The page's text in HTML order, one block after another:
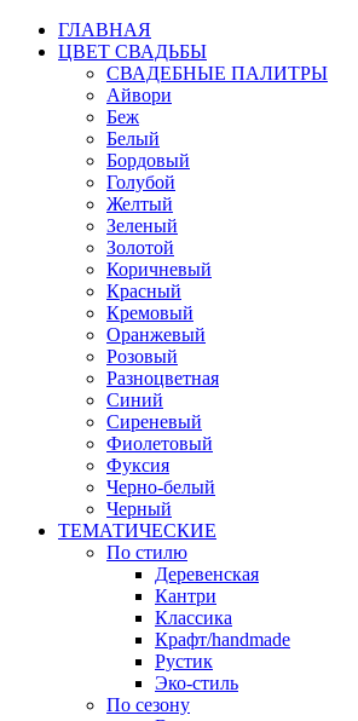
ГЛАВНАЯ
ЦВЕТ СВАДЬБЫ
СВАДЕБНЫЕ ПАЛИТРЫ
Айвори
Беж
Белый
Бордовый
Голубой
Желтый
Зеленый
Золотой
Коричневый
Красный
Кремовый
Оранжевый
Розовый
Разноцветная
Синий
Сиреневый
Фиолетовый
Фуксия
Черно-белый
Черный
ТЕМАТИЧЕСКИЕ
По стилю
Деревенская
Кантри
Классика
Крафт/handmade
Рустик
Эко-стиль
По сезону